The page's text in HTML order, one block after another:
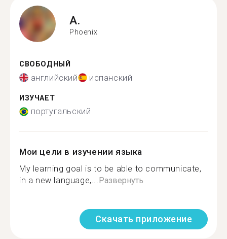
A.
Phoenix
СВОБОДНЫЙ
английский испанский
ИЗУЧАЕТ
португальский
Мои цели в изучении языка
My learning goal is to be able to communicate,
in a new language,...Развернуть
Скачать приложение